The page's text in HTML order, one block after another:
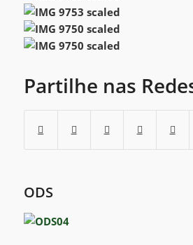
Partilhe nas
ODS